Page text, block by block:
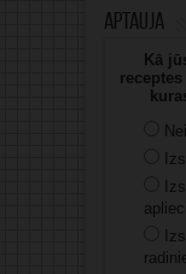
Aptauja
Kā